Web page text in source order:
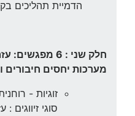
הדמיית תהליכים
חלק שני : 6
מערכות יחסים חיבורים
זוגיות -
סוגי